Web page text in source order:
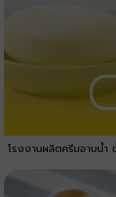
โรงงานผลิตครีมอาบน้ำ